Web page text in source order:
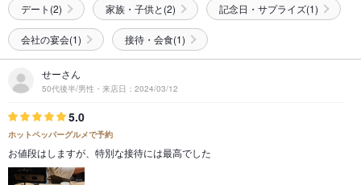
デート(2) 家族・子供と(2) 記念日・サプライズ(1)
会社の宴会(1) 接待・会食(1)
せーさん
50代後半/男性・来店日：2024/03/12
5.0
ホットペッパーグルメで予約
お値段はしますが、特別な接待には最高でした